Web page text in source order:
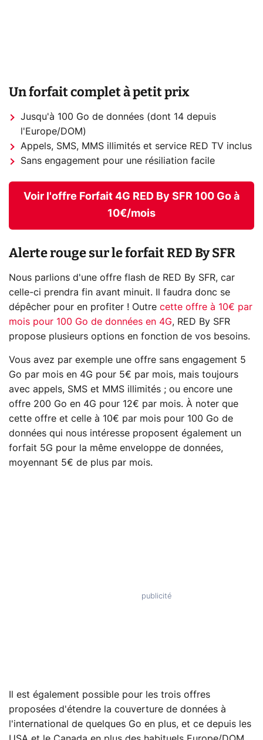
Un forfait complet à petit prix
Jusqu'à 100 Go de données (dont 14 depuis
l'Europe/DOM)
Appels, SMS, MMS illimités et service RED TV inclus
Sans engagement pour une résiliation facile
Voir l'offre Forfait 4G RED By SFR 100 Go à
10€/mois
Alerte rouge sur le forfait RED By SFR
Nous parlions d'une offre flash de RED By SFR, car
celle-ci prendra fin avant minuit. Il faudra donc se
dépêcher pour en profiter ! Outre cette offre à 10€ par
mois pour 100 Go de données en 4G, RED By SFR
propose plusieurs options en fonction de vos besoins.
Vous avez par exemple une offre sans engagement 5
Go par mois en 4G pour 5€ par mois, mais toujours
avec appels, SMS et MMS illimités ; ou encore une
offre 200 Go en 4G pour 12€ par mois. À noter que
cette offre et celle à 10€ par mois pour 100 Go de
données qui nous intéresse proposent également un
forfait 5G pour la même enveloppe de données,
moyennant 5€ de plus par mois.
Il est également possible pour les trois offres
proposées d'étendre la couverture de données à
l'international de quelques Go en plus, et ce depuis les